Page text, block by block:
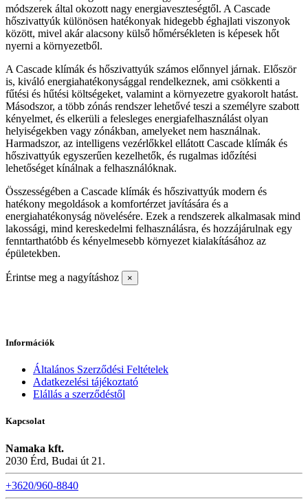
módszerek által okozott nagy energiaveszteségtől. A Cascade
hőszivattyúk különösen hatékonyak hidegebb éghajlati viszonyok
között, mivel akár alacsony külső hőmérsékleten is képesek hőt
nyerni a környezetből.
A Cascade klímák és hőszivattyúk számos előnnyel járnak. Először
is, kiváló energiahatékonysággal rendelkeznek, ami csökkenti a
fűtési és hűtési költségeket, valamint a környezetre gyakorolt ​​hatást.
Másodszor, a több zónás rendszer lehetővé teszi a személyre szabott
kényelmet, és elkerüli a felesleges energiafelhasználást olyan
helyiségekben vagy zónákban, amelyeket nem használnak.
Harmadszor, az intelligens vezérlőkkel ellátott Cascade klímák és
hőszivattyúk egyszerűen kezelhetők, és rugalmas időzítési
lehetőséget kínálnak a felhasználóknak.
Összességében a Cascade klímák és hőszivattyúk modern és
hatékony megoldások a komfortérzet javítására és a
energiahatékonyság növelésére. Ezek a rendszerek alkalmasak mind
lakossági, mind kereskedelmi felhasználásra, és hozzájárulnak egy
fenntarthatóbb és kényelmesebb környezet kialakításához az
épületekben.
Érintse meg a nagyításhoz ×
Információk
Általános Szerződési Feltételek
Adatkezelési tájékoztató
Elállás a szerződéstől
Kapcsolat
Namaka kft.
2030 Érd, Budai út 21.
+3620/960-8840